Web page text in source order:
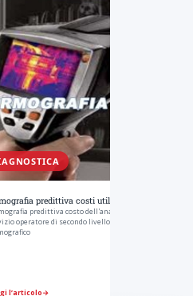
predittiva costi utilizzo e vantaggi
predittiva costo dell'analisi termografica
operatore di secondo livello II UNI EN 473-ISO 9712
l’articolo→